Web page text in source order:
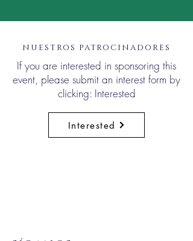
NUESTROS PATROCINADORES
If you are interested in sponsoring this
event, please submit an interest form by
clicking: Interested
Interested